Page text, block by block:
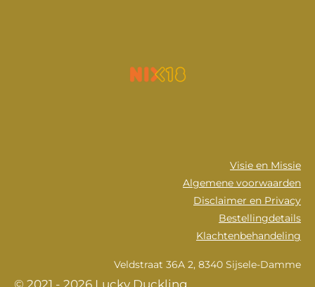
Visie en Missie
Algemene voorwaarden
Disclaimer en Privacy
Bestellingdetails
Klachtenbehandeling
Veldstraat 36A 2, 8340 Sijsele-Damme